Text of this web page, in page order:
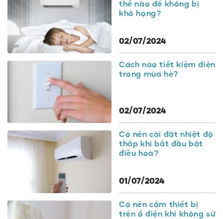
thế nào để không bị
khô họng?
02/07/2024
Cách nào tiết kiệm điện
trong mùa hè?
02/07/2024
Có nên cài đặt nhiệt độ
thấp khi bắt đầu bật
điều hoà?
01/07/2024
Có nên cắm thiết bị
trên ổ điện khi không sử